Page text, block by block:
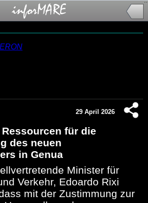
29 April 2026
für die
des neuen
in Genua
Minister für
Verkehr, Edoardo Rixi
mit der Zustimmung zur